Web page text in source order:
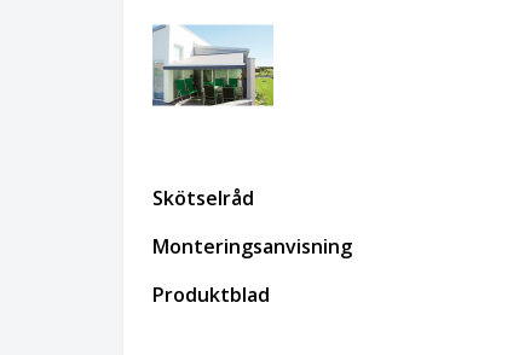
Skötselråd
Monteringsanvisning
Produktblad